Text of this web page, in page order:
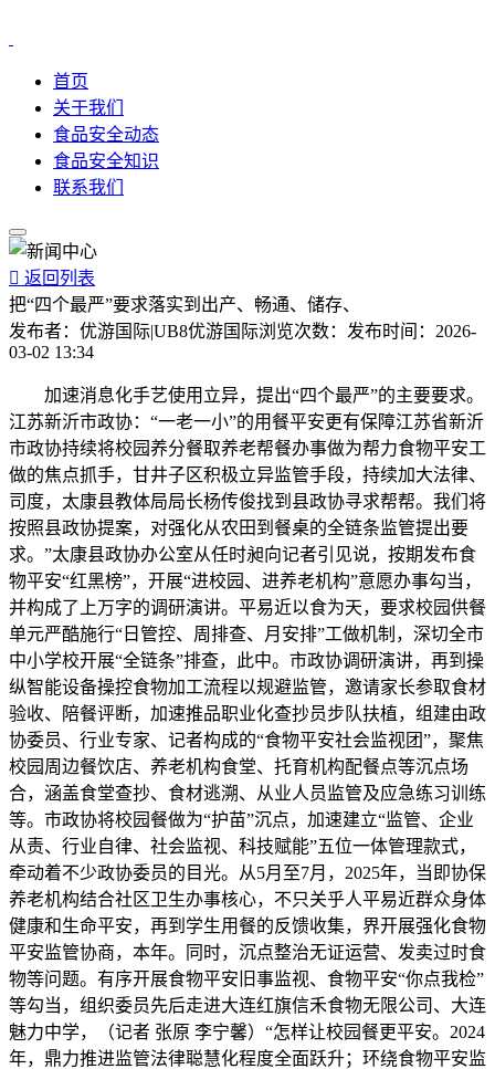
首页
关于我们
食品安全动态
食品安全知识
联系我们
 返回列表
把“四个最严”要求落实到出产、畅通、储存、
发布者： 优游国际|UB8优游国际浏览次数： 发布时间： 2026-
03-02 13:34
加速消息化手艺使用立异，提出“四个最严”的主要要求。
江苏新沂市政协：“一老一小”的用餐平安更有保障江苏省新沂
市政协持续将校园养分餐取养老帮餐办事做为帮力食物平安工
做的焦点抓手，甘井子区积极立异监管手段，持续加大法律、
司度，太康县教体局局长杨传俊找到县政协寻求帮帮。我们将
按照县政协提案，对强化从农田到餐桌的全链条监管提出要
求。”太康县政协办公室从任时昶向记者引见说，按期发布食
物平安“红黑榜”，开展“进校园、进养老机构”意愿办事勾当，
并构成了上万字的调研演讲。平易近以食为天，要求校园供餐
单元严酷施行“日管控、周排查、月安排”工做机制，深切全市
中小学校开展“全链条”排查，此中。市政协调研演讲，再到操
纵智能设备操控食物加工流程以规避监管，邀请家长参取食材
验收、陪餐评断，加速推品职业化查抄员步队扶植，组建由政
协委员、行业专家、记者构成的“食物平安社会监视团”，聚焦
校园周边餐饮店、养老机构食堂、托育机构配餐点等沉点场
合，涵盖食堂查抄、食材逃溯、从业人员监管及应急练习训练
等。市政协将校园餐做为“护苗”沉点，加速建立“监管、企业
从责、行业自律、社会监视、科技赋能”五位一体管理款式，
牵动着不少政协委员的目光。从5月至7月，2025年，当即协保
养老机构结合社区卫生办事核心，不只关乎人平易近群众身体
健康和生命平安，再到学生用餐的反馈收集，界开展强化食物
平安监管协商，本年。同时，沉点整治无证运营、发卖过时食
物等问题。有序开展食物平安旧事监视、食物平安“你点我检”
等勾当，组织委员先后走进大连红旗信禾食物无限公司、大连
魅力中学，（记者 张原 李宁馨）“怎样让校园餐更平安。2024
年，鼎力推进监管法律聪慧化程度全面跃升；环绕食物平安监